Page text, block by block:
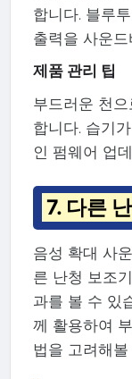
합니다. 블루
출력을 사운
제품 관리 팁
부드러운 천
합니다. 습기
인 펌웨어 업
7. 다른
음성 확대 사
른 난청 보조
과를 볼 수 있
께 활용하여
법을 고려해